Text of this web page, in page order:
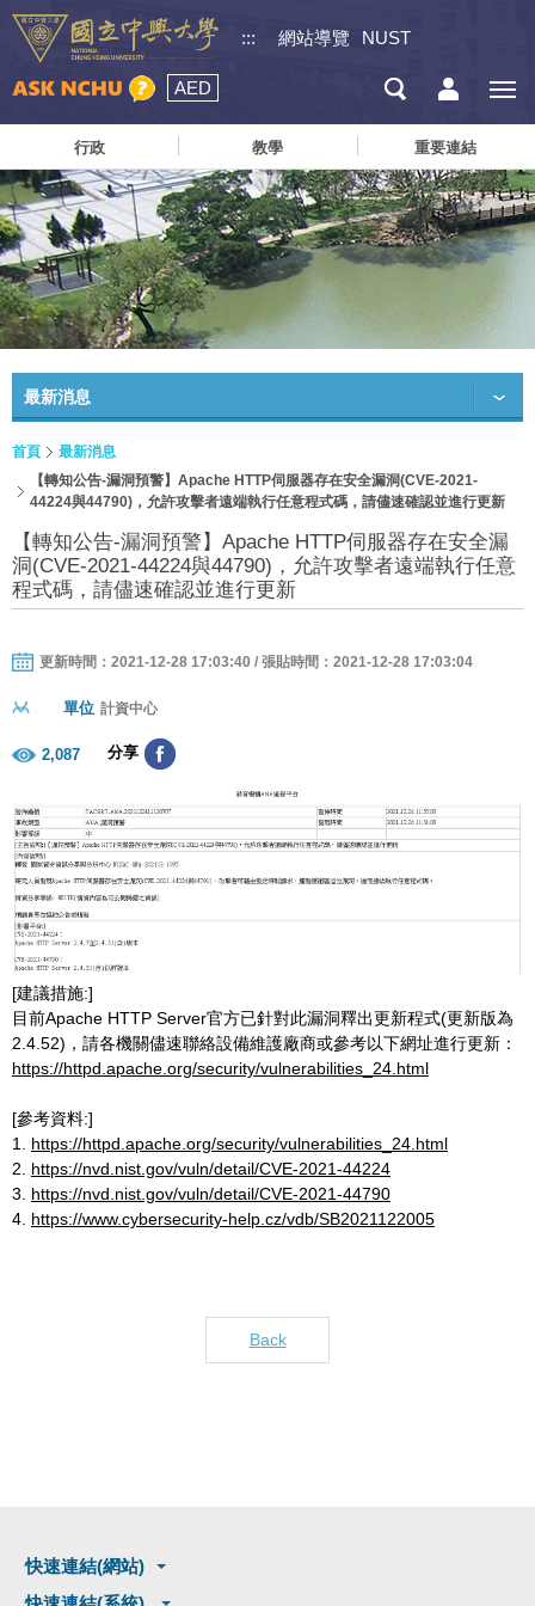
::: 網站導覽 NUST
AED
行政 教學 重要連結
最新消息
首頁
最新消息
【轉知公告-漏洞預警】Apache HTTP伺服器存在安全漏洞(CVE-2021-
44224與44790)，允許攻擊者遠端執行任意程式碼，請儘速確認並進行更新
【轉知公告-漏洞預警】Apache HTTP伺服器存在安全漏
洞(CVE-2021-44224與44790)，允許攻擊者遠端執行任意
程式碼，請儘速確認並進行更新
更新時間：2021-12-28 17:03:40 / 張貼時間：2021-12-28 17:03:04
單位 計資中心
2,087 分享
[建議措施:]
目前Apache HTTP Server官方已針對此漏洞釋出更新程式(更新版為
2.4.52)，請各機關儘速聯絡設備維護廠商或參考以下網址進行更新：
https://httpd.apache.org/security/vulnerabilities_24.html
[參考資料:]
1. https://httpd.apache.org/security/vulnerabilities_24.html
2. https://nvd.nist.gov/vuln/detail/CVE-2021-44224
3. https://nvd.nist.gov/vuln/detail/CVE-2021-44790
4. https://www.cybersecurity-help.cz/vdb/SB2021122005
Back
快速連結(網站)